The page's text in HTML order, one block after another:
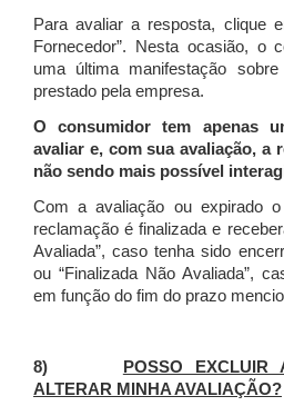
Para avaliar a resposta, clique
Fornecedor”. Nesta ocasião, o
uma última manifestação sobre
prestado pela empresa.
O consumidor tem apenas
avaliar e, com sua avaliação, a
não sendo mais possível
Com a avaliação ou expirado
reclamação é finalizada e
Avaliada”, caso tenha sido
ou “Finalizada Não Avaliada”,
em função do fim do prazo
8)
POSSO EXCLUIR
ALTERAR MINHA AVALIAÇÃO?